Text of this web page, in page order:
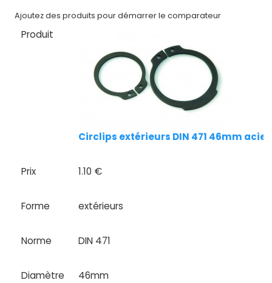
marques
techniques
Catalogue
panier
Ajoutez des produits pour démarrer le comparateur
Produit
Circlips extérieurs DIN 471 46mm
Prix 1.10 €
Forme extérieurs
Norme DIN 471
Diamètre 46mm